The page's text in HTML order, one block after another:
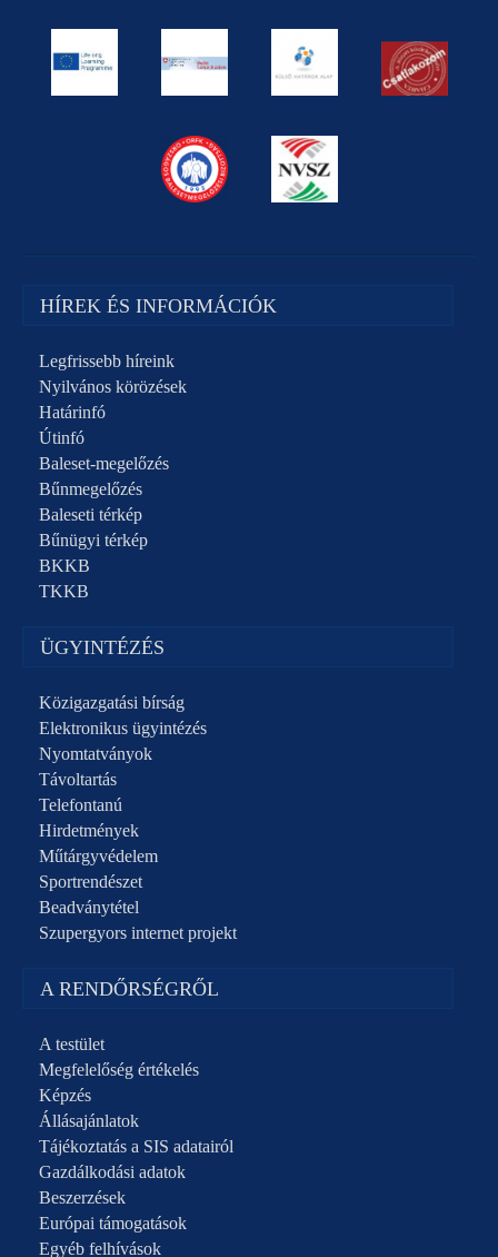
HÍREK ÉS INFORMÁCIÓK
Legfrissebb híreink
Nyilvános körözések
Határinfó
Útinfó
Baleset-megelőzés
Bűnmegelőzés
Baleseti térkép
Bűnügyi térkép
BKKB
TKKB
ÜGYINTÉZÉS
Közigazgatási bírság
Elektronikus ügyintézés
Nyomtatványok
Távoltartás
Telefontanú
Hirdetmények
Műtárgyvédelem
Sportrendészet
Beadványtétel
Szupergyors internet projekt
A RENDŐRSÉGRŐL
A testület
Megfelelőség értékelés
Képzés
Állásajánlatok
Tájékoztatás a SIS adatairól
Gazdálkodási adatok
Beszerzések
Európai támogatások
Egyéb felhívások